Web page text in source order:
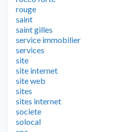
rouge
saint
saint gilles
service immobilier
services
site
site internet
site web
sites
sites internet
societe
solocal